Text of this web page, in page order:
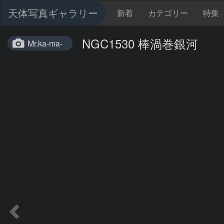
天体写真ギャラリー 新着 カテゴリー 特集
Mr.ka-ma- NGC1530 棒渦巻銀河